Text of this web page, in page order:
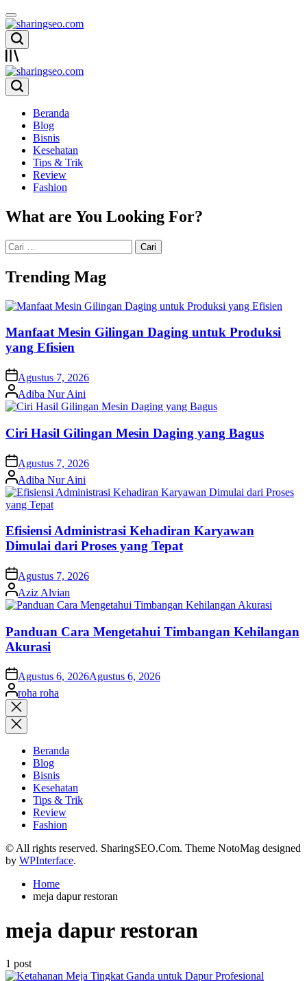
Skip
to
content
sharingseo.com
sharingseo.com
Beranda
Blog
Bisnis
Kesehatan
Tips & Trik
Review
Fashion
What are You Looking For?
Cari
untuk:
Trending Mag
Manfaat Mesin Gilingan Daging untuk Produksi
yang Efisien
on Agustus 7, 2026
Posted
by
Adiba Nur Aini
Ciri Hasil Gilingan Mesin Daging yang Bagus
on Agustus 7, 2026
Posted
by
Adiba Nur Aini
Efisiensi Administrasi Kehadiran Karyawan
Dimulai dari Proses yang Tepat
on Agustus 7, 2026
Posted
by
Aziz Alvian
Panduan Cara Mengetahui Timbangan Kehilangan
Akurasi
on Agustus 6, 2026Agustus 6, 2026
Posted
by
roha roha
Close
search
Beranda
Blog
Bisnis
Kesehatan
Tips & Trik
Review
Fashion
© All rights reserved. SharingSEO.Com. Theme NotoMag designed
by WPInterface.
Home
meja dapur restoran
meja dapur restoran
1 post